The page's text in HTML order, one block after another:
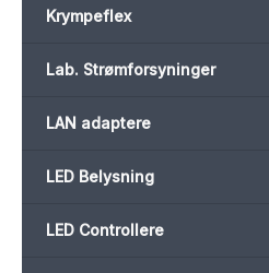
Krympeflex
Lab. Strømforsyninger
LAN adaptere
LED Belysning
LED Controllere